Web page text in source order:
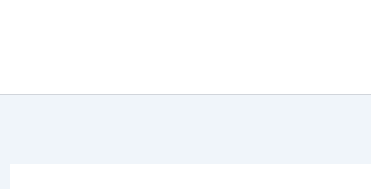
conteúdo